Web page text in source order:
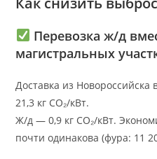
Перевозка ж/д
магистральных
Доставка из
21,3 кг CO₂/кВт.
Ж/д — 0,9 кг CO₂/кВт.
почти одинакова (фура: 11